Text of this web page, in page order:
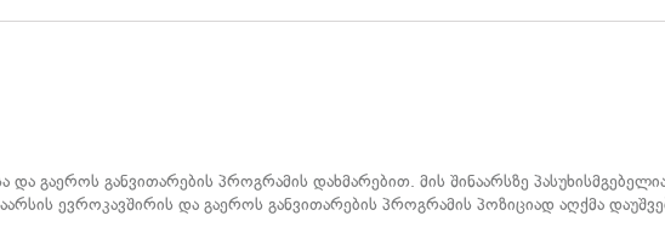
და გაეროს განვითარების პროგრამის დახმარებით. მის შინაარსზე
ევროკავშირის და გაეროს განვითარების პროგრამის პოზიციად აღქმა